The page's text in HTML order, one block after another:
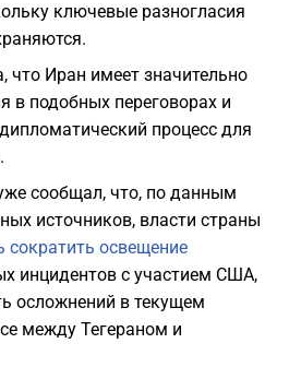
ключевые разногласия
что Иран имеет значительно
в подобных переговорах и
процесс для
сообщал, что, по данным
источников, власти страны
сократить освещение
инцидентов с участием США,
осложнений в текущем
между Тегераном и